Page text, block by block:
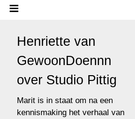
Henriette van
GewoonDoennn
over Studio Pittig
Marit is in staat om na een
kennismaking het verhaal van